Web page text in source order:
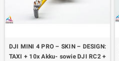
DJI MINI 4 PRO – SKIN – DESIGN:
TAXI + 10x Akku- sowie DJI RC2 +